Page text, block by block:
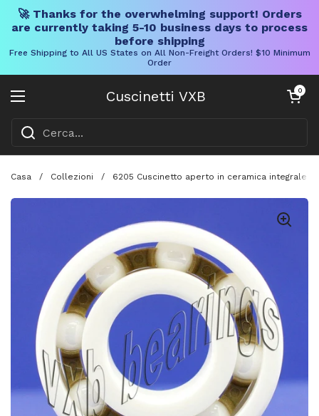
🚀 Thanks for the overwhelming support! Orders
are currently taking 5-10 business days to process
before shipping
Free Shipping to All US States on All Non-Freight Orders! $10 Minimum
Order
Cuscinetti VXB
Aprire il menu
Carrello
0
Casa / Collezioni / 6205 Cuscinetto aperto in ceramica integrale